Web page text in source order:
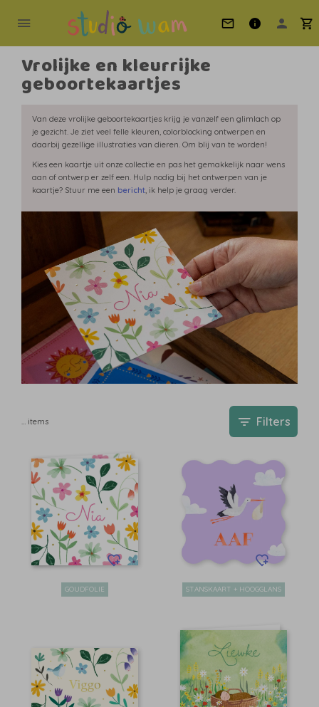
Vrolijke en kleurrijke
geboortekaartjes
Van deze vrolijke geboortekaartjes krijg je vanzelf een glimlach op
je gezicht. Je ziet veel felle kleuren, colorblocking ontwerpen en
daarbij gezellige illustraties van dieren. Om blij van te worden!
Kies een kaartje uit onze collectie en pas het gemakkelijk naar wens
aan of ontwerp er zelf een. Hulp nodig bij het ontwerpen van je
kaartje? Stuur me een bericht, ik help je graag verder.
… items Filters
GOUDFOLIE STANSKAART + HOOGGLANS